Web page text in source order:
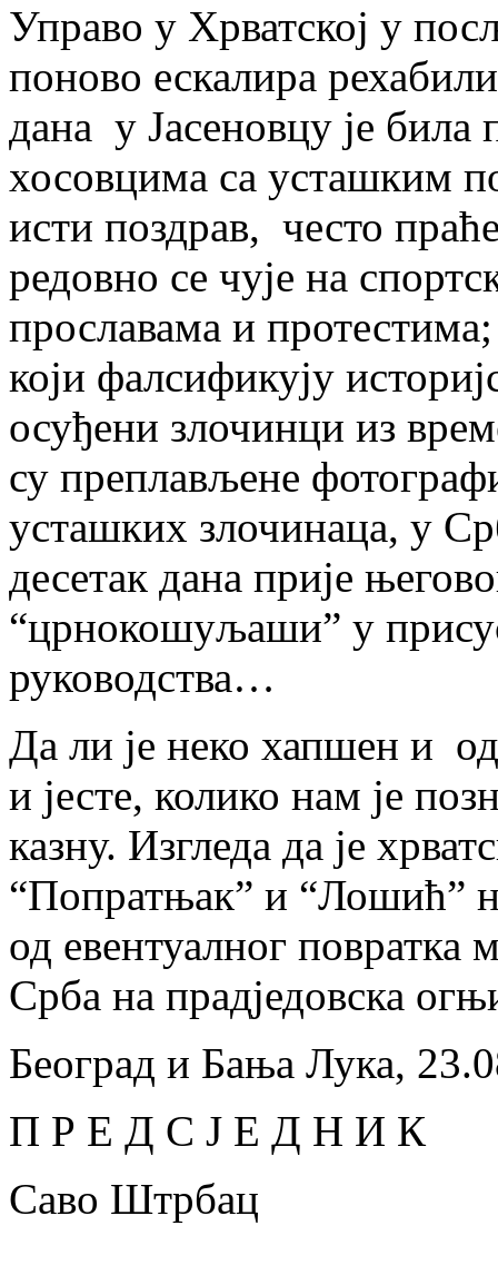
Управо у Хрватској у
поново ескалира
дана у Јасеновцу је
хосовцима са усташким
исти поздрав, често
редовно се чује на
прославама и
који фалсификују
осуђени злочинци из
су преплављене
усташких злочинаца, у
десетак дана прије
“црнокошуљаши” у
руководства…
Да ли је неко хапшен и
и јесте, колико нам је
казну. Изгледа да је
“Попратњак” и “Лошић”
од евентуалног повратка
Срба на прадједовска
Београд и Бања Лука,
П Р Е Д С Ј Е Д Н И К
Саво Штрбац